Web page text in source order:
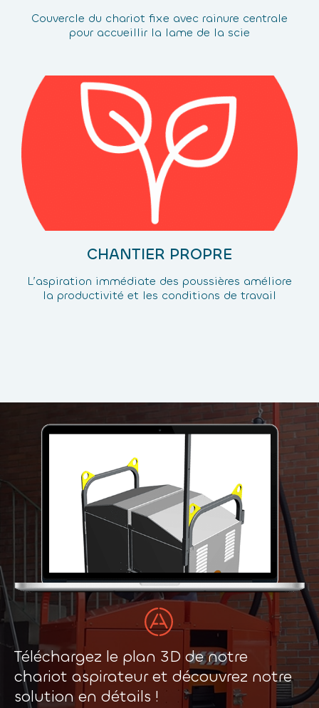
Couvercle du chariot fixe avec rainure centrale
pour accueillir la lame de la scie
CHANTIER PROPRE
L’aspiration immédiate des poussières améliore
la productivité et les conditions de travail
Téléchargez le plan 3D de notre
chariot aspirateur et découvrez notre
solution en détails !